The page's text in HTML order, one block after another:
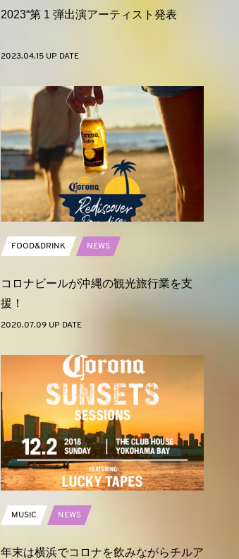
2023“第 1 弾出演アーティスト発表
2023.04.15 UP DATE
FOOD&DRINK NEWS
コロナビールが沖縄の観光旅行業を支
援！
2020.07.09 UP DATE
MUSIC NEWS
年末は横浜でコロナを飲みながらチルア